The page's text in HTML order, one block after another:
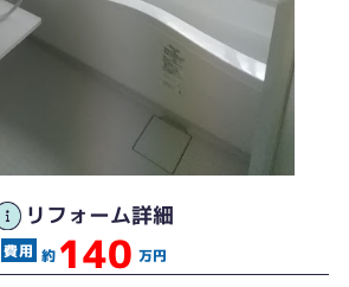
リフォーム詳細
約 140 万円